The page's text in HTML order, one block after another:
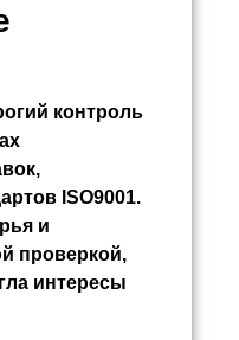
контроль
ISO9001.
и
проверкой,
интересы